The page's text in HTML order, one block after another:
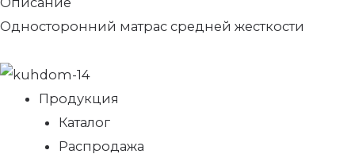
Односторонний матрас средней жесткости
Продукция
Каталог
Распродажа